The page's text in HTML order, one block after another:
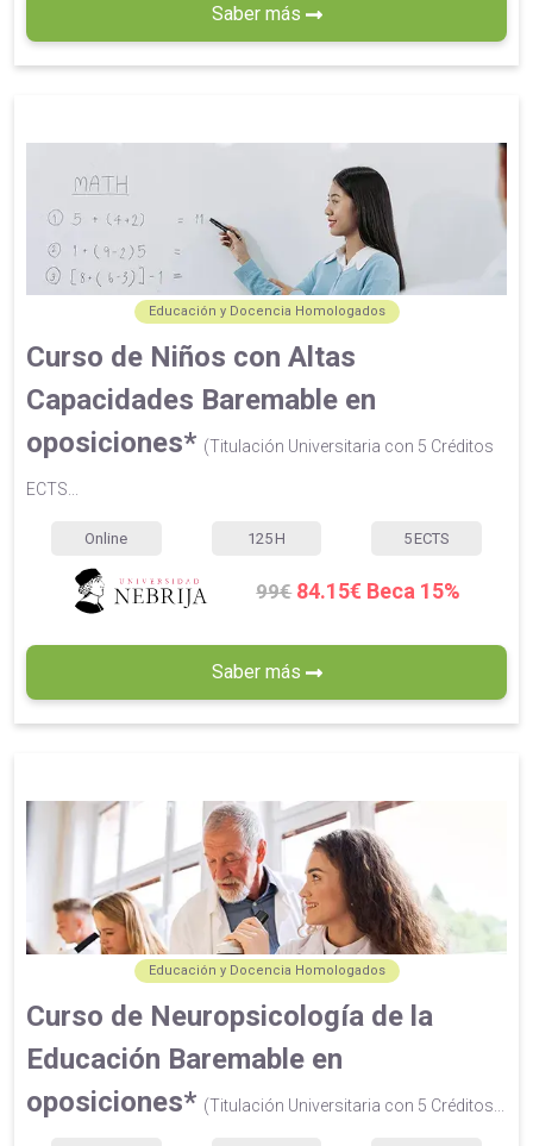
Saber más
Educación y Docencia Homologados
Curso de Niños con Altas
Capacidades Baremable en
oposiciones* (Titulación Universitaria con 5 Créditos
ECTS...
Online 125 H 5 ECTS
99€ 84.15€ Beca 15%
Saber más
Educación y Docencia Homologados
Curso de Neuropsicología de la
Educación Baremable en
oposiciones* (Titulación Universitaria con 5 Créditos...